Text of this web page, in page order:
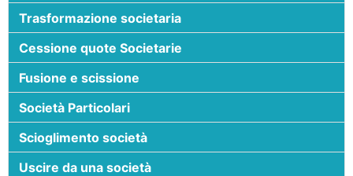
Trasformazione societaria
Cessione quote Societarie
Fusione e scissione
Società Particolari
Scioglimento società
Uscire da una società